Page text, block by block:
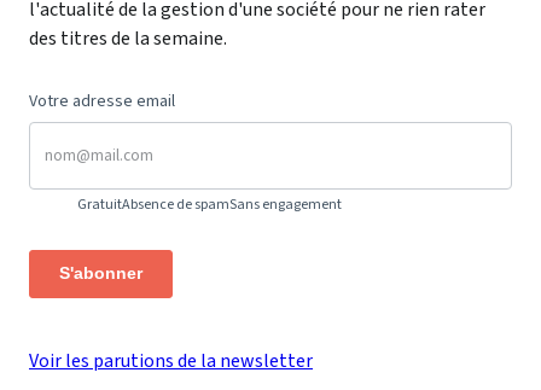
l'actualité de la gestion d'une société pour ne rien rater
des titres de la semaine.
Votre adresse email
GratuitAbsence de spamSans engagement
S'abonner
Voir les parutions de la newsletter